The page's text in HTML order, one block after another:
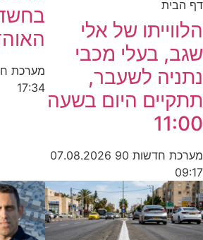
דף הבית
הלווייתו של אלי
שגב, בעלי מכבי
נתניה לשעבר,
תתקיים היום בשעה
11:00
מערכת חדשות 90
07.08.2026
09:17
מערכת
17:34